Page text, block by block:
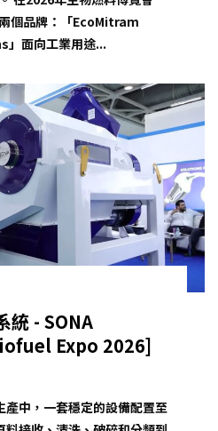
個品牌：「EcoMitram
面向工業用途...
統 - SONA
Expo 2026]
中，一套穩定的設備配置至